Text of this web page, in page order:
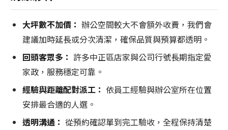
大坪數不加價： 辦公空間較大不會額外收費，我們會
建議加時延長或分次清潔，確保品質與預算都透明。
回頭客眾多： 許多中正區店家與公司行號長期指定愛
家政，服務穩定可靠。
經驗與距離配對派工： 依員工經驗與辦公室所在位置
安排最合適的人選。
透明溝通： 從預約確認單到完工驗收，全程保持清楚